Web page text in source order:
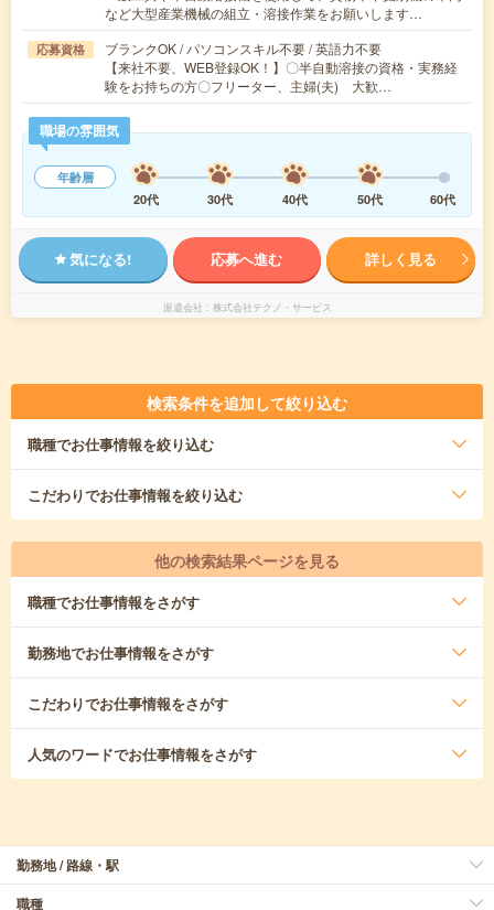
など大型産業機械の組立・溶接作業をお願いします…
応募資格
ブランクOK / パソコンスキル不要 / 英語力不要
【来社不要、WEB登録OK！】〇半自動溶接の資格・実務経
験をお持ちの方〇フリーター、主婦(夫) 大歓…
職場の雰囲気
年齢層
20代
30代 40代 50代 60代
気になる! 応募へ進む 詳しく見る
派遣会社 株式会社テクノ・サービス
検索条件を追加して絞り込む
職種でお仕事情報を絞り込む
こだわりでお仕事情報を絞り込む
他の検索結果ページを見る
職種でお仕事情報をさがす
勤務地でお仕事情報をさがす
こだわりでお仕事情報をさがす
人気のワードでお仕事情報をさがす
勤務地 / 路線・駅
職種